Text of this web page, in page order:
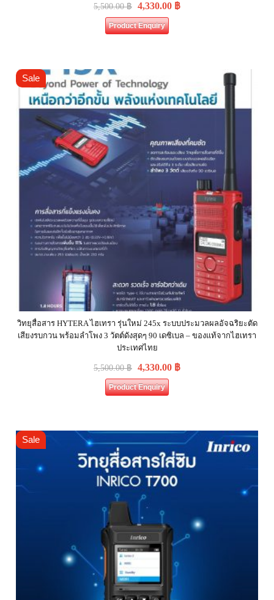
5,500.00฿ 4,330.00 ฿
Product Enquiry
Sale
วิทยุสื่อสาร HYTERA ไฮเทรา รุ่นใหม่ 245x ระบบประมวลผลอัจฉริยะตัด
เสียงรบกวน พร้อมลำโพง 3 วัตต์ดังสุดๆ 90 เดซิเบล – ของแท้จากไฮเทรา
ประเทศไทย
5,500.00฿ 4,330.00 ฿
Product Enquiry
Sale